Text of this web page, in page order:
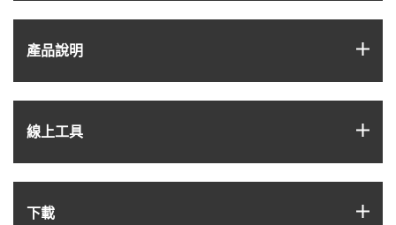
產品說明
線上工具
下載